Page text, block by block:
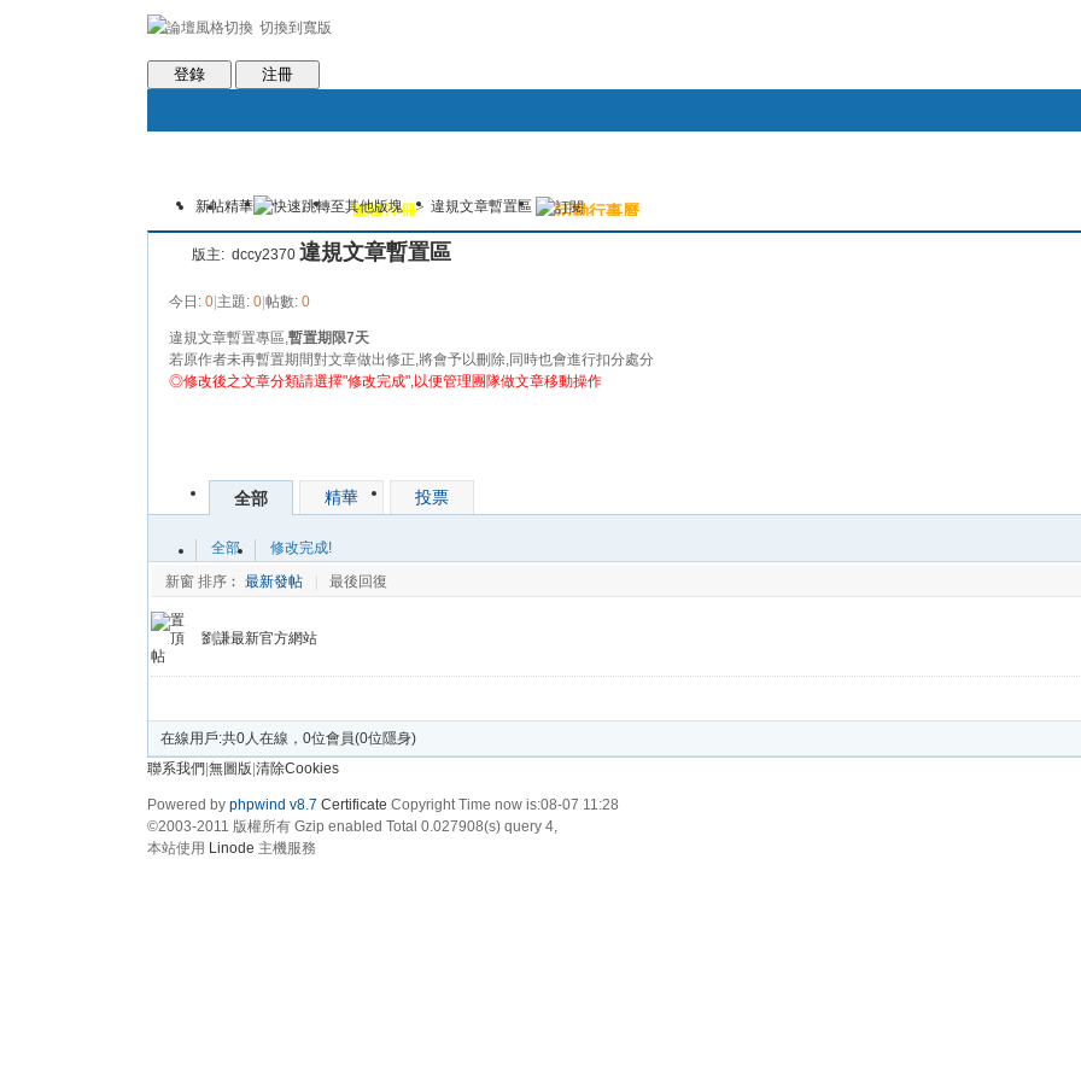
切換到寬版
會員條款 社區服務
登錄 注冊
論壇 圈子 邀請注冊 群組聚合 活動行事曆
新帖精華 > 違規文章暫置區
版主: dccy2370 違規文章暫置區
今日: 0|主題: 0|帖數: 0
違規文章暫置專區,暫置期限7天
若原作者未再暫置期間對文章做出修正,將會予以刪除,同時也會進行扣分處分
◎修改後之文章分類請選擇"修改完成",以便管理團隊做文章移動操作
全部 精華 投票
全部
修改完成!
新窗 排序︰ 最新發帖 最後回復
劉謙最新官方網站
在線用戶:共0人在線，0位會員(0位隱身)
聯系我們|無圖版|清除Cookies
Powered by phpwind v8.7 Certificate Copyright Time now is:08-07 11:28
©2003-2011 版權所有 Gzip enabled Total 0.027908(s) query 4,
本站使用 Linode 主機服務